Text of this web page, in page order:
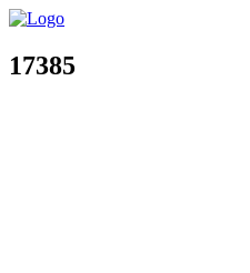
17385